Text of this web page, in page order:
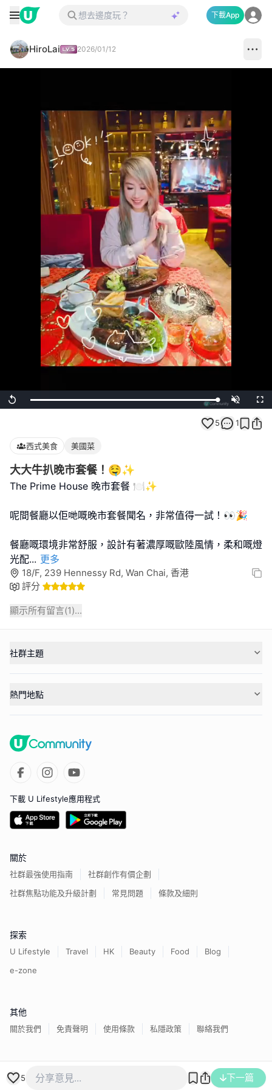
下載App
HiroLai 2026/01/12
Replay Loaded:
100.00%
Unmute
5 1
西式美食 美國菜
大大牛扒晚市套餐！🤤✨
The Prime House 晚市套餐 🍽️✨
呢間餐廳以佢哋嘅晚市套餐聞名，非常值得一試！👀🎉
餐廳嘅環境非常舒服，設計有著濃厚嘅歐陸風情，柔和嘅燈
光配... 更多
18/F, 239 Hennessy Rd, Wan Chai, 香港
評分
顯示所有留言(1)...
5 下一篇
社群主題
熱門地點
下載 U Lifestyle應用程式
關於
社群最強使用指南
社群創作有價企劃
社群焦點功能及升級計劃
常見問題 條款及細則
探索
U Lifestyle Travel HK Beauty Food
Blog
e-zone
其他
關於我們 免責聲明 使用條款 私隱政策 聯絡我們
香港經濟日報版權所有©